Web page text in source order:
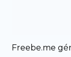
Freebe.me